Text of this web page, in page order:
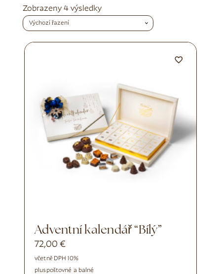
Zobrazeny 4 výsledky
Adventní kalendář “Bílý”
72,00€
včetně DPH 10%
pluspoštovné a balné